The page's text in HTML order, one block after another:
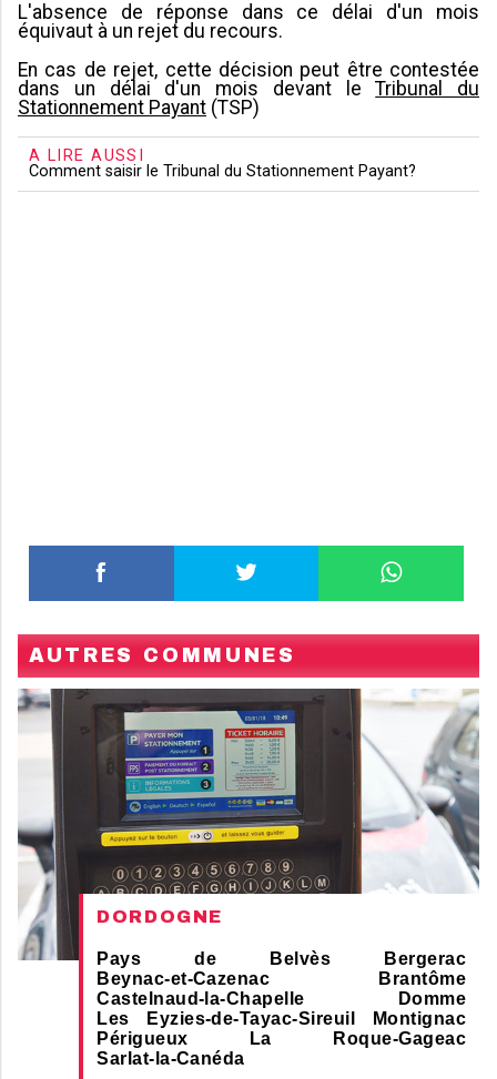
L'absence de réponse dans ce délai d'un mois
équivaut à un rejet du recours.
En cas de rejet, cette décision peut être contestée
dans un délai d'un mois devant leTribunal du
Stationnement Payant (TSP)
A LIRE AUSSI
Comment saisir le Tribunal du Stationnement Payant?
AUTRES COMMUNES
DORDOGNE
Pays de Belvès
Bergerac
Beynac-et-Cazenac
Brantôme
Castelnaud-la-Chapelle
Domme
Les Eyzies-de-Tayac-Sireuil
Montignac
Périgueux
La Roque-Gageac
Sarlat-la-Canéda